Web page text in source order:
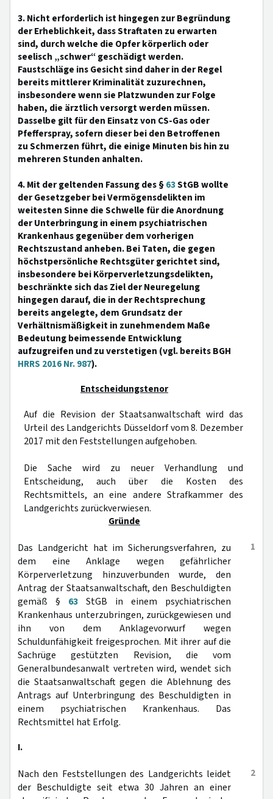
3. Nicht erforderlich ist hingegen zur Begründung
der Erheblichkeit, dass Straftaten zu erwarten
sind, durch welche die Opfer körperlich oder
seelisch „schwer“ geschädigt werden.
Faustschläge ins Gesicht sind daher in der Regel
bereits mittlerer Kriminalität zuzurechnen,
insbesondere wenn sie Platzwunden zur Folge
haben, die ärztlich versorgt werden müssen.
Dasselbe gilt für den Einsatz von CS-Gas oder
Pfefferspray, sofern dieser bei den Betroffenen
zu Schmerzen führt, die einige Minuten bis hin zu
mehreren Stunden anhalten.
4. Mit der geltenden Fassung des §63StGB wollte
der Gesetzgeber bei Vermögensdelikten im
weitesten Sinne die Schwelle für die Anordnung
der Unterbringung in einem psychiatrischen
Krankenhaus gegenüber dem vorherigen
Rechtszustand anheben. Bei Taten, die gegen
höchstpersönliche Rechtsgüter gerichtet sind,
insbesondere bei Körperverletzungsdelikten,
beschränkte sich das Ziel der Neuregelung
hingegen darauf, die in der Rechtsprechung
bereits angelegte, dem Grundsatz der
Verhältnismäßigkeit in zunehmendem Maße
Bedeutung beimessende Entwicklung
aufzugreifen und zu verstetigen (vgl. bereits BGH
HRRS 2016 Nr. 987).
Entscheidungstenor
Auf die Revision der Staatsanwaltschaft wird das
Urteil des Landgerichts Düsseldorf vom 8. Dezember
2017 mit den Feststellungen aufgehoben.
Die Sache wird zu neuer Verhandlung und
Entscheidung, auch über die Kosten des
Rechtsmittels, an eine andere Strafkammer des
Landgerichts zurückverwiesen.
Gründe
1
Das Landgericht hat im Sicherungsverfahren, zu
dem eine Anklage wegen gefährlicher
Körperverletzung hinzuverbunden wurde, den
Antrag der Staatsanwaltschaft, den Beschuldigten
gemäß § 63 StGB in einem psychiatrischen
Krankenhaus unterzubringen, zurückgewiesen und
ihn von dem Anklagevorwurf wegen
Schuldunfähigkeit freigesprochen. Mit ihrer auf die
Sachrüge gestützten Revision, die vom
Generalbundesanwalt vertreten wird, wendet sich
die Staatsanwaltschaft gegen die Ablehnung des
Antrags auf Unterbringung des Beschuldigten in
einem psychiatrischen Krankenhaus. Das
Rechtsmittel hat Erfolg.
I.
2
Nach den Feststellungen des Landgerichts leidet
der Beschuldigte seit etwa 30 Jahren an einer